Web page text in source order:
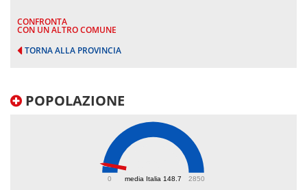
CONFRONTA
CON UN ALTRO COMUNE
TORNA ALLA PROVINCIA
POPOLAZIONE
media Italia 148.7
0 2850